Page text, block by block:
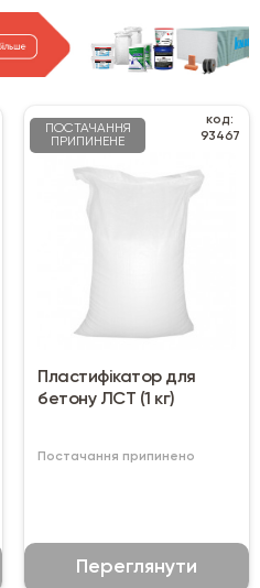
ПОСТАЧАННЯ
ПРИПИНЕНЕ
код:
93467
Пластифікатор для
бетону ЛСТ (1 кг)
Постачання припинено
Переглянути